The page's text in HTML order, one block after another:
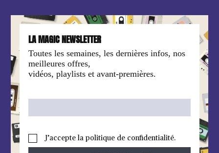
LA MAGIC NEWSLETTER
Toutes les semaines, les dernières infos, nos
meilleures offres,
vidéos, playlists et avant-premières.
J’accepte la politique de confidentialité.